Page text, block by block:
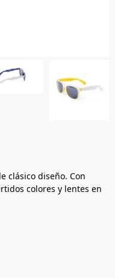
clásico diseño. Con
colores y lentes en